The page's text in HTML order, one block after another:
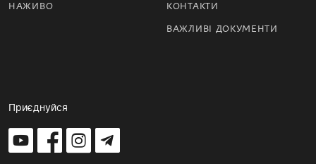
НАЖИВО КОНТАКТИ
ВАЖЛИВІ ДОКУМЕНТИ
Приєднуйся